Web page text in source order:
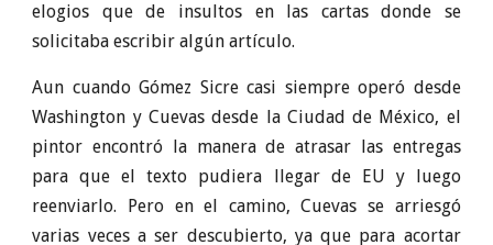
elogios que de insultos en las cartas donde se
solicitaba escribir algún artículo.
Aun cuando Gómez Sicre casi siempre operó desde
Washington y Cuevas desde la Ciudad de México, el
pintor encontró la manera de atrasar las entregas
para que el texto pudiera llegar de EU y luego
reenviarlo. Pero en el camino, Cuevas se arriesgó
varias veces a ser descubierto, ya que para acortar